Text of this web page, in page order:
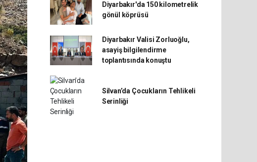
Diyarbakır'da 150 kilometrelik
gönül köprüsü
Diyarbakır Valisi Zorluoğlu,
asayiş bilgilendirme
toplantısında konuştu
Silvan’da Çocukların Tehlikeli
Serinliği